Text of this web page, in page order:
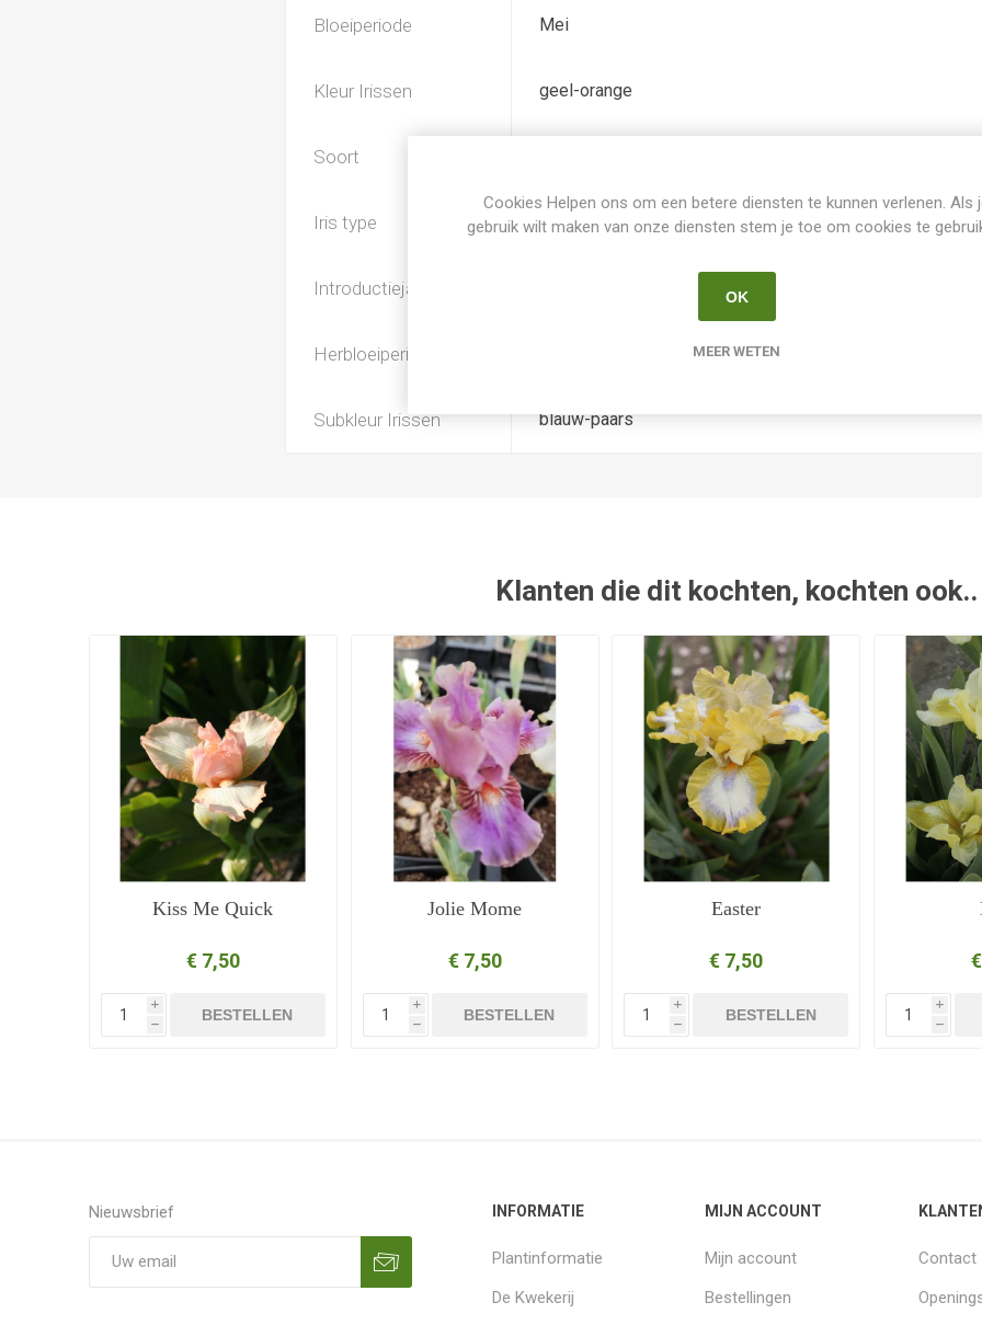
Bloeiperiode Mei
Kleur Irissen geel-orange
Soort
Iris type SDB
Introductiejaar
Herbloeiperiode
Subkleur Irissen blauw-paars
Klanten die dit kochten, kochten ook..
Kiss Me Quick
€ 7,50
i
h
BESTELLEN
Jolie Mome
€ 7,50
i
h
BESTELLEN
Easter
€ 7,50
i
h
BESTELLEN
i
h
Nieuwsbrief INFORMATIE
Plantinformatie
De Kwekerij
MIJN ACCOUNT
Mijn account
Bestellingen
Contact
Cookies Helpen ons om een betere diensten te kunnen verlenen. Als
gebruik wilt maken van onze diensten stem je toe om cookies te
OK
MEER WETEN